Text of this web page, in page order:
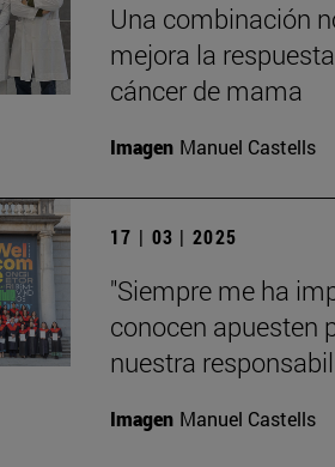
Una combinación
mejora la
cáncer de mama
Imagen Manuel Castells
17 | 03 | 2025
"Siempre me ha
conocen apuesten
nuestra
Imagen Manuel Castells